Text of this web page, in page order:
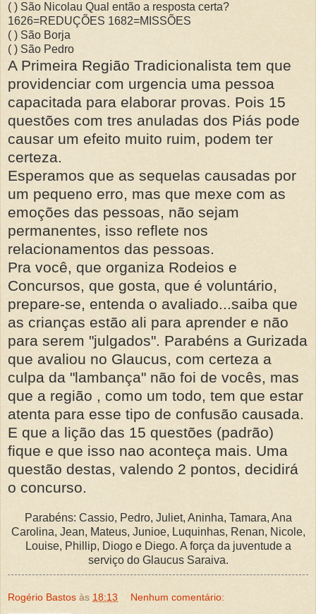
( ) São Nicolau Qual então a resposta certa?
1626=REDUÇÕES 1682=MISSÕES
( ) São Borja
( ) São Pedro
A Primeira Região Tradicionalista tem que
providenciar com urgencia uma pessoa
capacitada para elaborar provas. Pois 15
questões com tres anuladas dos Piás pode
causar um efeito muito ruim, podem ter
certeza.
Esperamos que as sequelas causadas por
um pequeno erro, mas que mexe com as
emoções das pessoas, não sejam
permanentes, isso reflete nos
relacionamentos das pessoas.
Pra você, que organiza Rodeios e
Concursos, que gosta, que é voluntário,
prepare-se, entenda o avaliado...saiba que
as crianças estão ali para aprender e não
para serem "julgados". Parabéns a Gurizada
que avaliou no Glaucus, com certeza a
culpa da "lambança" não foi de vocês, mas
que a região , como um todo, tem que estar
atenta para esse tipo de confusão causada.
E que a lição das 15 questões (padrão)
fique e que isso nao aconteça mais. Uma
questão destas, valendo 2 pontos, decidirá
o concurso.
Parabéns: Cassio, Pedro, Juliet, Aninha, Tamara, Ana
Carolina, Jean, Mateus, Junioe, Luquinhas, Renan, Nicole,
Louise, Phillip, Diogo e Diego. A força da juventude a
serviço do Glaucus Saraiva.
Rogério Bastos às 18:13 Nenhum comentário: